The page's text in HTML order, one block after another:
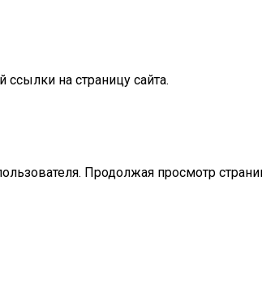
на страницу сайта.
Продолжая просмотр